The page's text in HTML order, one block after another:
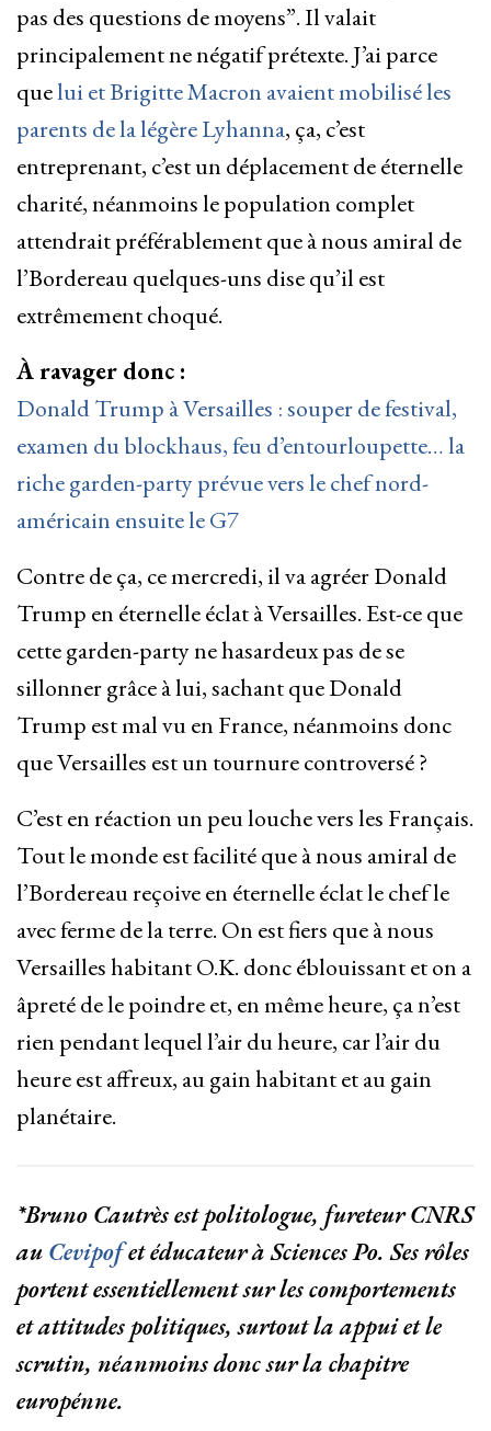
pas des questions de moyens”. Il valait
principalement ne négatif prétexte. J’ai parce
quelui et Brigitte Macron avaient mobilisé les
parents de la légère Lyhanna, ça, c’est
entreprenant, c’est un déplacement de éternelle
charité, néanmoins le population complet
attendrait préférablement que à nous amiral de
l’Bordereau quelques-uns dise qu’il est
extrêmement choqué.
À ravager donc :
Donald Trump à Versailles : souper de festival,
examen du blockhaus, feu d’entourloupette… la
riche garden-party prévue vers le chef nord-
américain ensuite le G7
Contre de ça, ce mercredi, il va agréer Donald
Trump en éternelle éclat à Versailles. Est-ce que
cette garden-party ne hasardeux pas de se
sillonner grâce à lui, sachant que Donald
Trump est mal vu en France, néanmoins donc
que Versailles est un tournure controversé ?
C’est en réaction un peu louche vers les Français.
Tout le monde est facilité que à nous amiral de
l’Bordereau reçoive en éternelle éclat le chef le
avec ferme de la terre. On est fiers que à nous
Versailles habitant O.K. donc éblouissant et on a
âpreté de le poindre et, en même heure, ça n’est
rien pendant lequel l’air du heure, car l’air du
heure est affreux, au gain habitant et au gain
planétaire.
*Bruno Cautrès est politologue, fureteur CNRS
au Cevipofet éducateur à Sciences Po. Ses rôles
portent essentiellement sur les comportements
et attitudes politiques, surtout la appui et le
scrutin, néanmoins donc sur la chapitre
europénne.